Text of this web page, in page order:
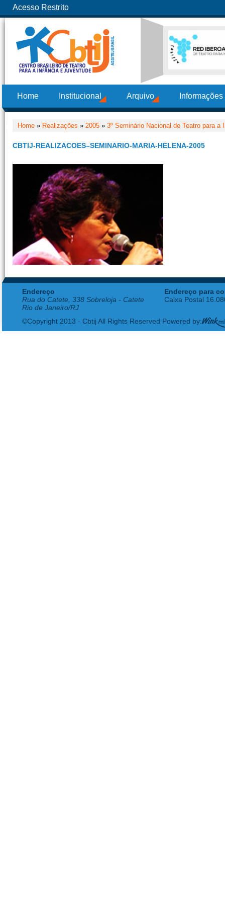
Acesso Restrito
Home Institucional Arquivo
Home » Realizações » 2005 » 3º Seminário Nacional de Teatro para a
CBTIJ-REALIZACOES–SEMINARIO-MARIA-HELENA-2005
Endereço
Rua do Catete, 338 Sobreloja - Catete
Rio de Janeiro/RJ
Endereço para
Caixa Postal
©Copyright 2013 - Cbtij All Rights Reserved Powered by: